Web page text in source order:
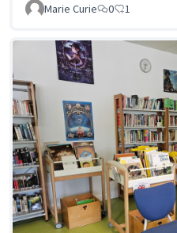
Marie Curie
0 1